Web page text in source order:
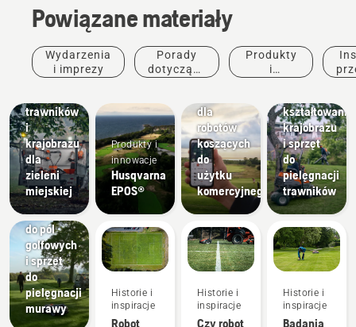
Powiązane materiały
Wydarzenia
i imprezy
Porady
dotyczące
Produkty
i
Tereny
miejskie
Sprzęt do
trawników
i
krajobrazu
dla
zieleni
miejskiej
Pola
golfowe
Kosiarki
do pól
golfowych
i sprzęt
do
pielęgnacji
murawy
Produkty i
innowacje
Husqvarna
EPOS®
Historie i
inspiracje
Robot
Produkty i
innowacje
Usługi
Husqvarna
Fleet
dla
robotów
koszących
do
użytku
komercyjnego
Historie i
inspiracje
Czy robot
kształtowania
krajobrazu,
komercyjny
kształtowania
krajobrazu
i sprzęt
do
pielęgnacji
trawników
Historie i
inspiracje
Badania